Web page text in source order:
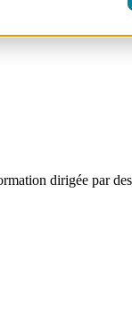
dirigée par